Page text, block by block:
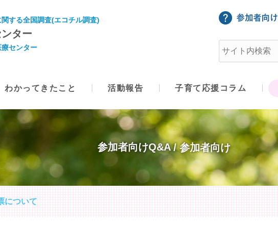
する全国調査(エコチル調査)
ター
センター
わかってきたこと 活動報告 子育て応援コラム
参加者向けQ&A
について